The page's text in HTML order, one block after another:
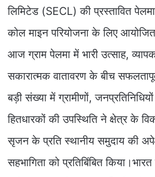
लिमिटेड (SECL) की प्रस्तावित
कोल माइन परियोजना के लिए
आज ग्राम पेलमा में भारी उत्साह,
सकारात्मक वातावरण के बीच
बड़ी संख्या में ग्रामीणों, जनप्रतिनिधियों
हितधारकों की उपस्थिति ने क्षेत्र के
सृजन के प्रति स्थानीय समुदाय की
सहभागिता को प्रतिबिंबित